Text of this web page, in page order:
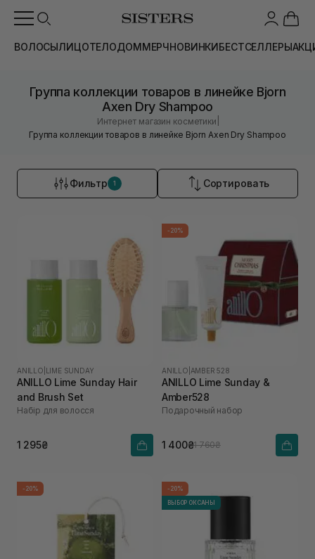
ВОЛОСЫЛИЦОТЕЛОДОММЕРЧНОВИНКИБЕСТСЕЛЛЕРЫ
Группа коллекции товаров в линейке Bjorn
Axen Dry Shampoo
Интернет магазин косметики
Группа коллекции товаров в линейке Bjorn Axen Dry Shampoo
Фильтр 1 Сортировать
ANILLO LIME SUNDAY
ANILLO Lime Sunday Hair
and Brush Set
Набір для волосся
1 295₴
-20%
ANILLO AMBER 528
ANILLO Lime Sunday &
Amber528
Подарочный набор
1 400₴1 760₴
-20%
-20%
ВЫБОР ОКСАНЫ